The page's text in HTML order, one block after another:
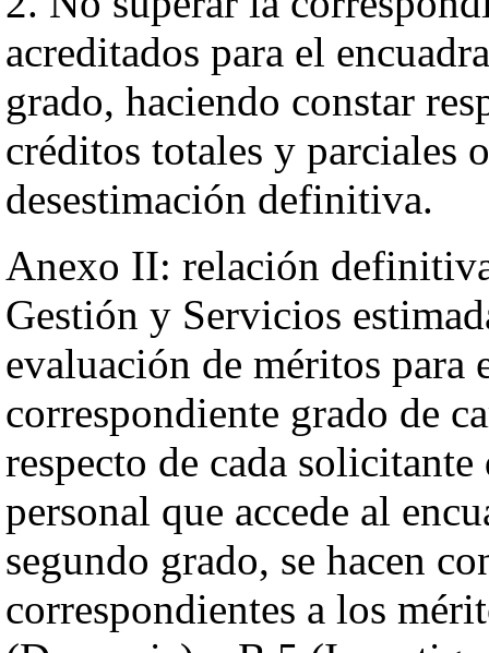
acreditados para el
grado, haciendo constar
créditos totales y parciales
desestimación definitiva.
Anexo II: relación
Gestión y Servicios
evaluación de méritos para
correspondiente grado de
respecto de cada
personal que accede al
segundo grado, se hacen
correspondientes a los